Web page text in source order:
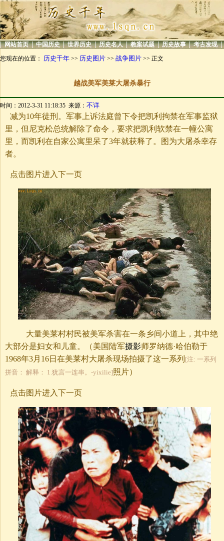
| 网站首页 | 中国历史 | 世界历史 | 历史名人 | 教案试题 | 历史故事 | 考古发现 |
您现在的位置： 历史千年 >> 历史图片 >> 战争图片 >> 正文
越战美军美莱大屠杀暴行
时间：2012-3-31 11:18:35 来源： 不详
减为10年徒刑。军事上诉法庭曾下令把凯利拘禁在军事监狱
里，但尼克松总统解除了命令，要求把凯利软禁在一幢公寓
里，而凯利在自家公寓里呆了3年就获释了。图为大屠杀幸存
者。
点击图片进入下一页
大量美莱村村民被美军杀害在一条乡间小道上，其中绝
大部分是妇女和儿童。（美国陆军摄影师罗纳德·哈伯勒于
1968年3月16日在美莱村大屠杀现场拍摄了这一系列 [注: 一系列
拼音： 解释： 1.犹言一连串。-yixilie]照片）
点击图片进入下一页